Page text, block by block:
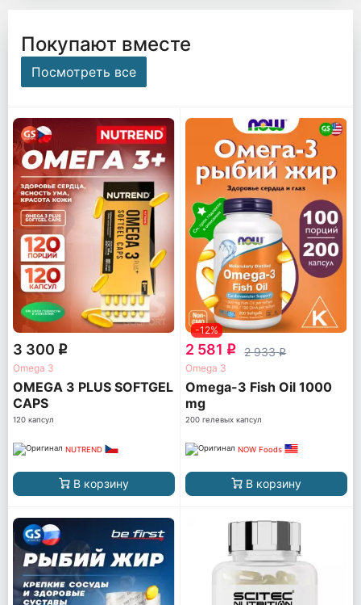
Покупают вместе
Посмотреть все
3 300 q
Omega 3
OMEGA 3 PLUS SOFTGEL
CAPS
120 капсул
NUTREND
В корзину
-12%
2 581 q 2 933q
Omega 3
Omega-3 Fish Oil 1000
mg
200 гелевых капсул
NOW Foods
В корзину